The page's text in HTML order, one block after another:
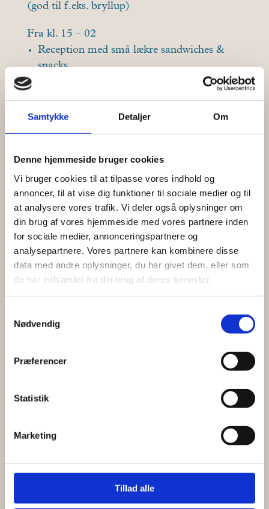
Samtykke Detaljer Om
Denne hjemmeside bruger cookies
Vi bruger cookies til at tilpasse vores indhold og
annoncer, til at vise dig funktioner til sociale medier og til
at analysere vores trafik. Vi deler også oplysninger om
din brug af vores hjemmeside med vores partnere inden
for sociale medier, annonceringspartnere og
analysepartnere. Vores partnere kan kombinere disse
data med andre oplysninger, du har givet dem, eller som
de har indsamlet fra din brug af deres tjenester.
Nødvendig
Præferencer
Statistik
Marketing
Tillad alle
(god til f.eks. bryllup)
Fra kl. 15 – 02
Reception med små lækre sandwiches &
snacks
3-retters menu (4 retters!?)
Fri bar (Øl/vand/vin)
Natmad
1250,- / pr. person
625,- / pr. barn 3-12 år
TILKØB:
Drinks – 2 slags spiritus til bland-selv drinks
Flasker med spiritus 795,-